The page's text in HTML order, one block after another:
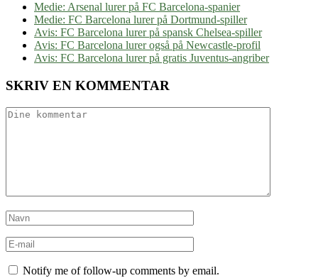
Medie: Arsenal lurer på FC Barcelona-spanier
Medie: FC Barcelona lurer på Dortmund-spiller
Avis: FC Barcelona lurer på spansk Chelsea-spiller
Avis: FC Barcelona lurer også på Newcastle-profil
Avis: FC Barcelona lurer på gratis Juventus-angriber
SKRIV EN KOMMENTAR
Notify me of follow-up comments by email.